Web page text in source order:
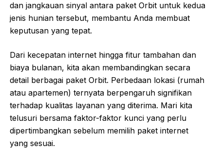
dan jangkauan sinyal antara paket Orbit untuk kedua
jenis hunian tersebut, membantu Anda membuat
keputusan yang tepat.
Dari kecepatan internet hingga fitur tambahan dan
biaya bulanan, kita akan membandingkan secara
detail berbagai paket Orbit. Perbedaan lokasi (rumah
atau apartemen) ternyata berpengaruh signifikan
terhadap kualitas layanan yang diterima. Mari kita
telusuri bersama faktor-faktor kunci yang perlu
dipertimbangkan sebelum memilih paket internet
yang sesuai.